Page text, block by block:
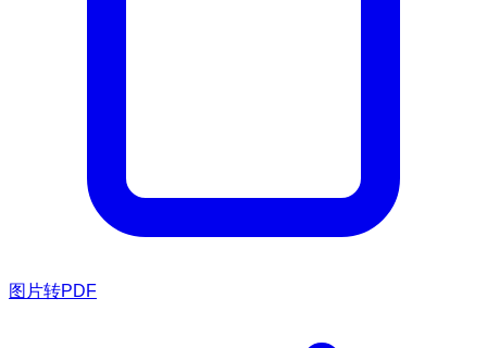
图片转PDF